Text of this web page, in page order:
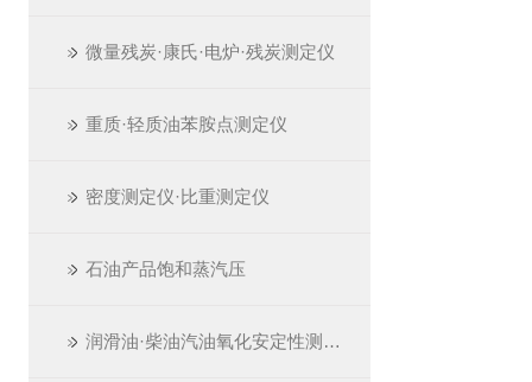
微量残炭·康氏·电炉·残炭测定仪
重质·轻质油苯胺点测定仪
密度测定仪·比重测定仪
石油产品饱和蒸汽压
润滑油·柴油汽油氧化安定性测定仪